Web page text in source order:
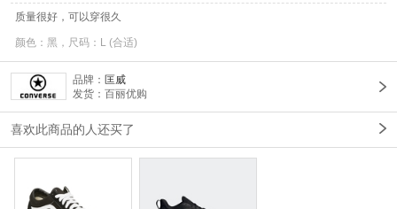
质量很好，可以穿很久
颜色：黑，尺码：L (合适)
品牌： 匡威
发货：百丽优购
喜欢此商品的人还买了